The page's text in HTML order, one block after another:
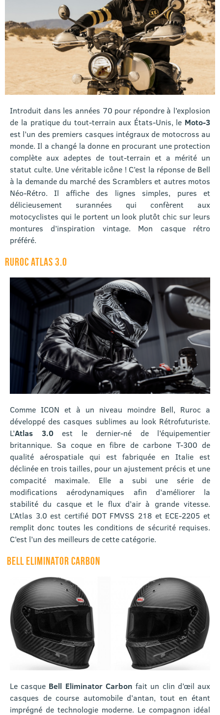
Introduit dans les années 70 pour répondre à l’explosion
de la pratique du tout-terrain aux États-Unis, le Moto-3
est l’un des premiers casques intégraux de motocross au
monde. Il a changé la donne en procurant une protection
complète aux adeptes de tout-terrain et a mérité un
statut culte. Une véritable icône ! C’est la réponse de Bell
à la demande du marché des Scramblers et autres motos
Néo-Rétro. Il affiche des lignes simples, pures et
délicieusement surannées qui confèrent aux
motocyclistes qui le portent un look plutôt chic sur leurs
montures d’inspiration vintage. Mon casque rétro
préféré.
RUROC ATLAS 3.0
Comme ICON et à un niveau moindre Bell, Ruroc a
développé des casques sublimes au look Rétrofuturiste.
L’Atlas 3.0est le dernier-né de l’équipementier
britannique. Sa coque en fibre de carbone T-300 de
qualité aérospatiale qui est fabriquée en Italie est
déclinée en trois tailles, pour un ajustement précis et une
compacité maximale. Elle a subi une série de
modifications aérodynamiques afin d’améliorer la
stabilité du casque et le flux d’air à grande vitesse.
L’Atlas 3.0 est certifié DOT FMVSS 218 et ECE-2205 et
remplit donc toutes les conditions de sécurité requises.
C’est l’un des meilleurs de cette catégorie.
BELL ELIMINATOR CARBON
Le casque Bell Eliminator Carbon fait un clin d’œil aux
casques de course automobile d’antan, tout en étant
imprégné de technologie moderne. Le compagnon idéal